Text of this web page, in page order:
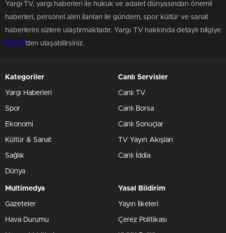
Yargı TV, yargı haberleri ile hukuk ve adalet dünyasından önemli
haberleri, personel alım ilanları ile gündem, spor kültür ve sanat
haberlerini sizlere ulaştırmaktadır. Yargı TV hakkında detaylı bilgiye
Künye'den ulaşabilirsiniz.
Kategoriler
Yargı Haberleri
Spor
Ekonomi
Kültür & Sanat
Sağlık
Dünya
Canlı Servisler
Canlı TV
Canlı Borsa
Canlı Sonuçlar
TV Yayın Akışları
Canlı İddia
Multimedya
Gazeteler
Hava Durumu
Yasal Bildirim
Yayın İlkeleri
Çerez Politikası